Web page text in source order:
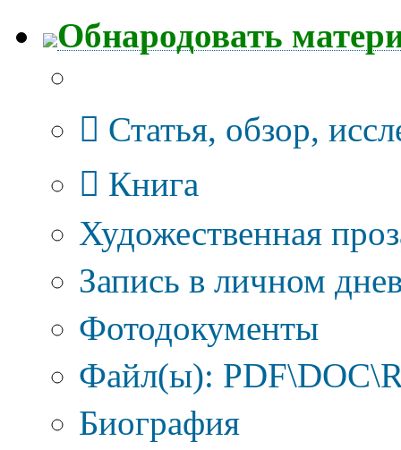
Обнародовать
Статья, обзор,
Книга
Художественная
Запись в личном
Фотодокументы
Файл(ы):
Биография